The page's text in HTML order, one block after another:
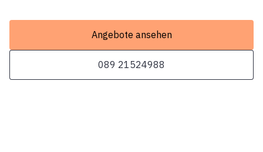
Angebote ansehen
089 21524988